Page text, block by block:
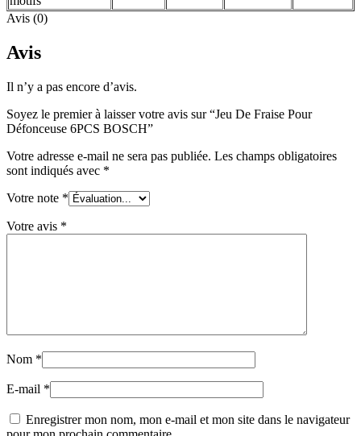
Avis (0)
Avis
Il n’y a pas encore d’avis.
Soyez le premier à laisser votre avis sur “Jeu De Fraise Pour
Défonceuse 6PCS BOSCH”
Votre adresse e-mail ne sera pas publiée. Les champs obligatoires
sont indiqués avec *
Votre note *
Votre avis *
Nom *
E-mail *
Enregistrer mon nom, mon e-mail et mon site dans le navigateur